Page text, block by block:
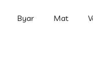
Byar Mat